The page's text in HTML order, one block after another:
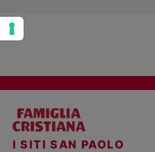
I SITI SAN PAOLO